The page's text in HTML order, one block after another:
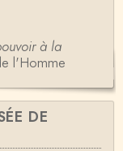
à la
l'Homme
DE